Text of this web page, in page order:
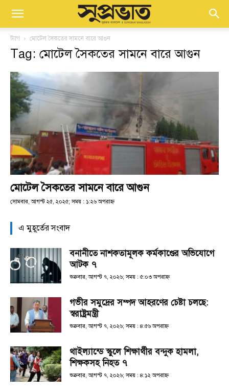
ট্যাগ মোটেল সৈকতের সামনে বারে আগুন
Tag: মোটেল সৈকতের সামনে বারে আগুন
মোটেল সৈকতের সামনে বারে আগুন
সোমবার, আগস্ট ২৫, ২০২৫; সময় : ১:২৬ অপরাহ্ণ
এ মুহূর্তের সংবাদ
বনানীতে নাশকতামূলক কর্মকাণ্ডের অভিযোগে
আটক ৭
শুক্রবার, আগস্ট ৭, ২০২৬; সময় : ৫:০৩ অপরাহ্ণ
গভীর সমুদ্রের সম্পদ আহরণের চেষ্টা চলছে:
স্বরাষ্ট্রমন্ত্রী
শুক্রবার, আগস্ট ৭, ২০২৬; সময় : ৪:৫৬ অপরাহ্ণ
থাইল্যান্ডে স্কুলে শিক্ষার্থীর বন্দুক হামলা,
শিক্ষকসহ নিহত ৭
শুক্রবার, আগস্ট ৭, ২০২৬; সময় : ৪:১২ অপরাহ্ণ